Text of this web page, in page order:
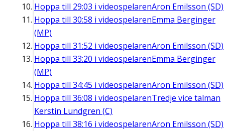
Hoppa till 29:03 i videospelarenAron Emilsson (SD)
Hoppa till 30:58 i videospelarenEmma Berginger
(MP)
Hoppa till 31:52 i videospelarenAron Emilsson (SD)
Hoppa till 33:20 i videospelarenEmma Berginger
(MP)
Hoppa till 34:45 i videospelarenAron Emilsson (SD)
Hoppa till 36:08 i videospelarenTredje vice talman
Kerstin Lundgren (C)
Hoppa till 38:16 i videospelarenAron Emilsson (SD)